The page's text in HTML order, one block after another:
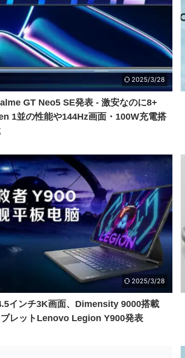
2025/3/28
GT Neo5 SE発表 - 激安なのに8+
1並の性能や144Hz画面・100W充電搭
2025/3/28
インチ3K画面、Dimensity 9000搭載
ブレットLenovo Legion Y900発表